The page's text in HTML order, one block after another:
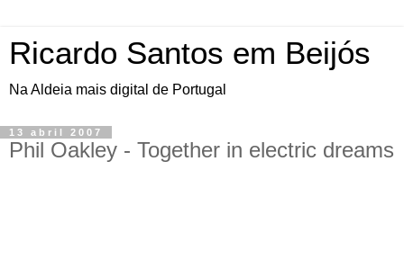
Ricardo Santos em Beijós
Na Aldeia mais digital de Portugal
13 abril 2007
Phil Oakley - Together in electric dreams